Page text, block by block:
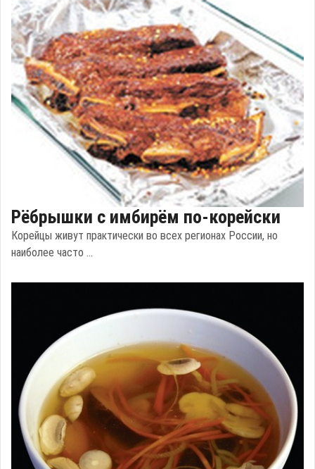
Рёбрышки с имбирём по-корейски
Корейцы живут практически во всех регионах России, но
наиболее часто ...